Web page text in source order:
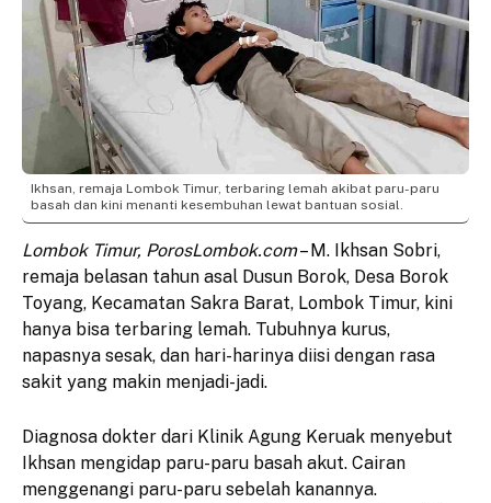
Ikhsan, remaja Lombok Timur, terbaring lemah akibat paru-paru
basah dan kini menanti kesembuhan lewat bantuan sosial.
Lombok Timur, PorosLombok.com– M. Ikhsan Sobri,
remaja belasan tahun asal Dusun Borok, Desa Borok
Toyang, Kecamatan Sakra Barat, Lombok Timur, kini
hanya bisa terbaring lemah. Tubuhnya kurus,
napasnya sesak, dan hari-harinya diisi dengan rasa
sakit yang makin menjadi-jadi.
Diagnosa dokter dari Klinik Agung Keruak menyebut
Ikhsan mengidap paru-paru basah akut. Cairan
menggenangi paru-paru sebelah kanannya.